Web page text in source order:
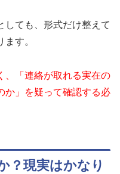
しても、形式だけ整えて
す。
、「連絡が取れる実在の
か」を疑って確認する必
？現実はかなり